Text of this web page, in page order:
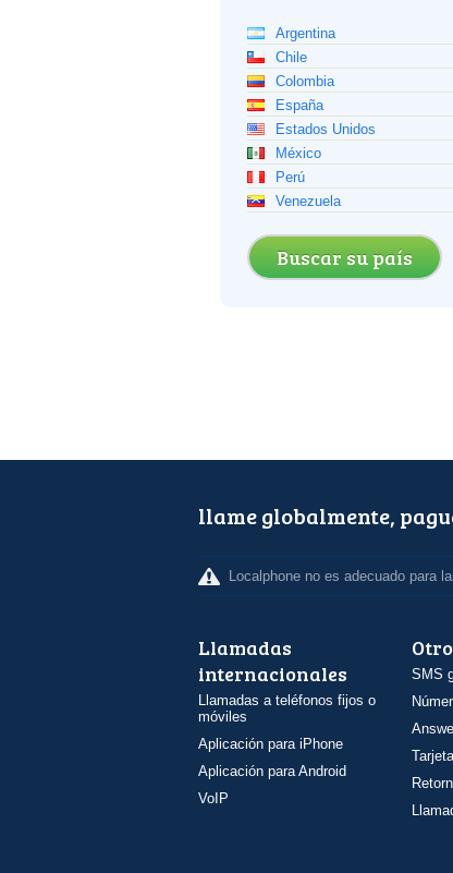
Argentina
Chile
Colombia
España
Estados Unidos
México
Perú
Venezuela
Buscar su país
llame globalmente,
Localphone no es adecuado para
Llamadas
internacionales
Llamadas a teléfonos fijos o
móviles
Aplicación para iPhone
Aplicación para Android
VoIP
SMS